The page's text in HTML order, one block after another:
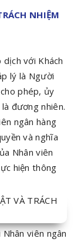
NHIỆM
với Khách
lý là Người
phép, ủy
đương nhiên.
ngân hàng
và nghĩa
Nhân viên
hiện thông
viên ngân